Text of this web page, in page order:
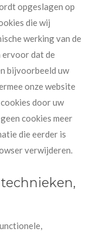
opgeslagen op
die wij
werking van de
ervoor dat de
bijvoorbeeld uw
onze website
door uw
cookies meer
die eerder is
verwijderen.